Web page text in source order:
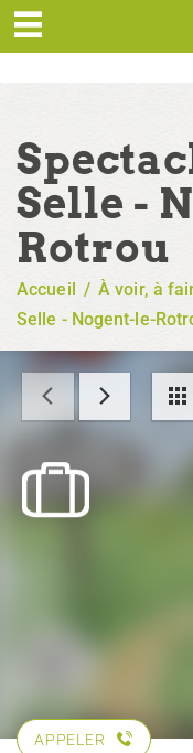
Selle -
Rotrou
Accueil / À voir, à
Selle - Nogent-le-
APPELER